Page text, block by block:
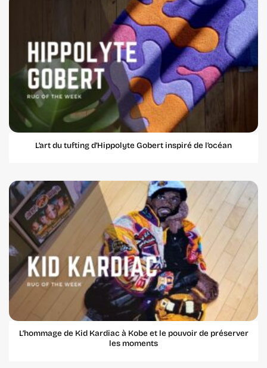
L’art du tufting d’Hippolyte Gobert inspiré de l’océan
L’hommage de Kid Kardiac à Kobe et le pouvoir de préserver
les moments